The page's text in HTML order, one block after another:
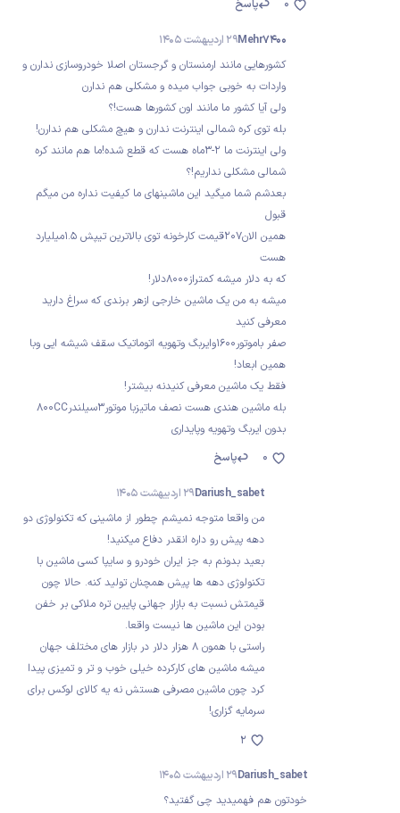
پاسخ 0
Mehr740029 اردیبهشت 1405
کشورهایی مانند ارمنستان و گرجستان اصلا خودروسازی ندارن و
واردات به خوبی جواب میده و مشکلی هم ندارن
ولی آیا کشور ما مانند اون کشورها هست!؟
بله توی کره شمالی اینترنت ندارن و هیچ مشکلی هم ندارن!
ولی اینترنت ما 2-3ماه هست که قطع شده!ما هم مانند کره
شمالی مشکلی نداریم!؟
بعدشم شما میگید این ماشینهای ما کیفیت نداره من میگم
قبول
همین الان207قیمت کارخونه توی بالاترین تیپش 1.5میلیارد
هست
که به دلار میشه کمتراز8000دلار!
میشه به من یک ماشین خارجی ازهر برندی که سراغ دارید
معرفی کنید
صفر باموتور1600وایربگ وتهویه اتوماتیک سقف شیشه ایی وبا
همین ابعاد!
فقط یک ماشین معرفی کنیدنه بیشتر!
بله ماشین هندی هست نصف ماتیزبا موتور3سیلندر800CC
بدون ایربگ وتهویه وپایداری
پاسخ
0
Dariush_sabet29 اردیبهشت 1405
من واقعا متوجه نمیشم چطور از ماشینی که تکنولوژی دو
دهه پیش رو داره انقدر دفاع میکنید!
بعید بدونم به جز ایران خودرو و سایپا کسی ماشین با
تکنولوژی دهه ها پیش همچنان تولید کنه. حالا چون
قیمتش نسبت به بازار جهانی پایین تره ملاکی بر خفن
بودن این ماشین ها نیست واقعا.
راستی با همون ۸ هزار دلار در بازار های مختلف جهان
میشه ماشین های کارکرده خیلی خوب و تر و تمیزی پیدا
کرد چون ماشین مصرفی هستش نه یه کالای لوکس برای
سرمایه گزاری!
2
Dariush_sabet29 اردیبهشت 1405
خودتون هم فهمیدید چی گفتید؟